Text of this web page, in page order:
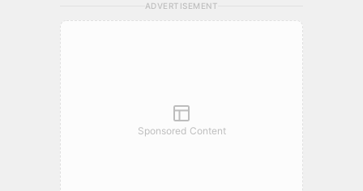
ADVERTISEMENT
Sponsored Content